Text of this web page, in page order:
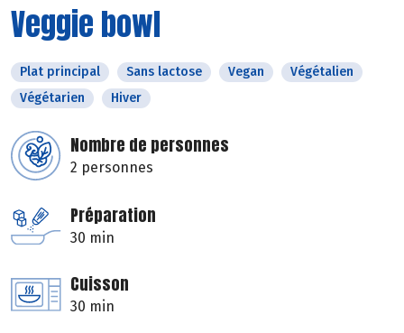
Veggie bowl
Plat principal Sans lactose Vegan
Végétalien
Végétarien
Hiver
Nombre de personnes
2 personnes
Préparation
30 min
Cuisson
30 min